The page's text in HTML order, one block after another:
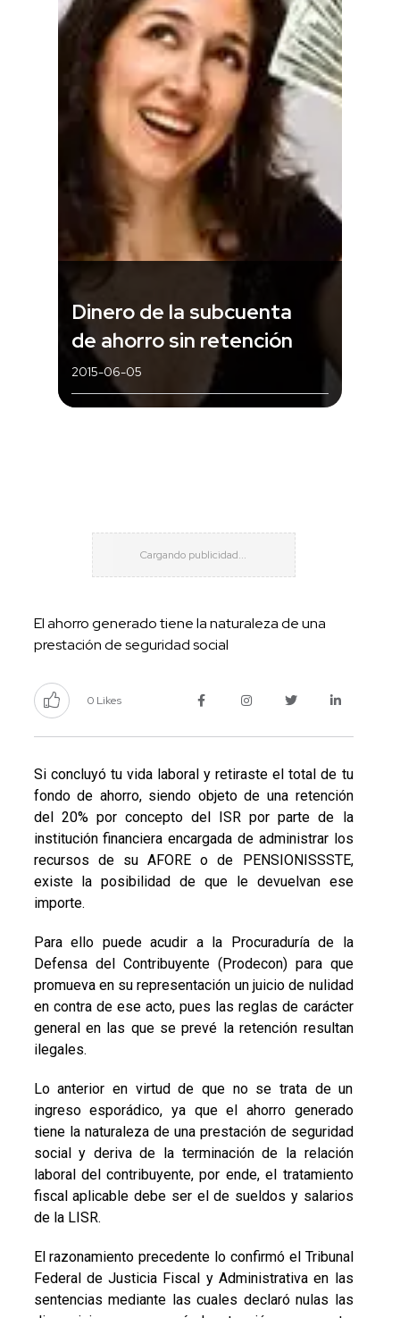
Dinero de la subcuenta
de ahorro sin retención
2015-06-05
El ahorro generado tiene la naturaleza de una
prestación de seguridad social
0 Likes
Si concluyó tu vida laboral y retiraste el total de tu
fondo de ahorro, siendo objeto de una retención
del 20% por concepto del ISR por parte de la
institución financiera encargada de administrar los
recursos de su AFORE o de PENSIONISSSTE,
existe la posibilidad de que le devuelvan ese
importe.
Para ello puede acudir a la Procuraduría de la
Defensa del Contribuyente (Prodecon) para que
promueva en su representación un juicio de nulidad
en contra de ese acto, pues las reglas de carácter
general en las que se prevé la retención resultan
ilegales.
Lo anterior en virtud de que no se trata de un
ingreso esporádico, ya que el ahorro generado
tiene la naturaleza de una prestación de seguridad
social y deriva de la terminación de la relación
laboral del contribuyente, por ende, el tratamiento
fiscal aplicable debe ser el de sueldos y salarios
de la LISR.
El razonamiento precedente lo confirmó el Tribunal
Federal de Justicia Fiscal y Administrativa en las
sentencias mediante las cuales declaró nulas las